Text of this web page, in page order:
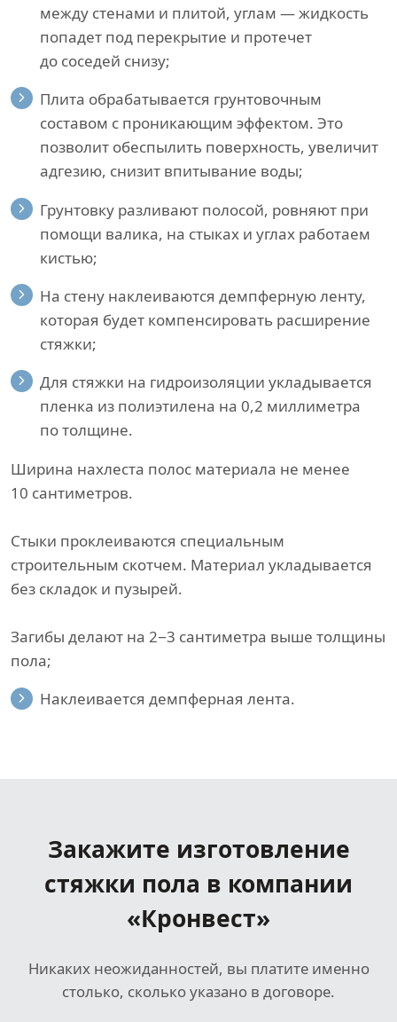
между стенами и плитой, углам — жидкость
попадет под перекрытие и протечет
до соседей снизу;
Плита обрабатывается грунтовочным
составом с проникающим эффектом. Это
позволит обеспылить поверхность, увеличит
адгезию, снизит впитывание воды;
Грунтовку разливают полосой, ровняют при
помощи валика, на стыках и углах работаем
кистью;
На стену наклеиваются демпферную ленту,
которая будет компенсировать расширение
стяжки;
Для стяжки на гидроизоляции укладывается
пленка из полиэтилена на 0,2 миллиметра
по толщине.
Ширина нахлеста полос материала не менее
10 сантиметров.
Стыки проклеиваются специальным
строительным скотчем. Материал укладывается
без складок и пузырей.
Загибы делают на 2−3 сантиметра выше толщины
пола;
Наклеивается демпферная лента.
Закажите изготовление
стяжки пола в компании
«Кронвест»
Никаких неожиданностей, вы платите именно
столько, сколько указано в договоре.